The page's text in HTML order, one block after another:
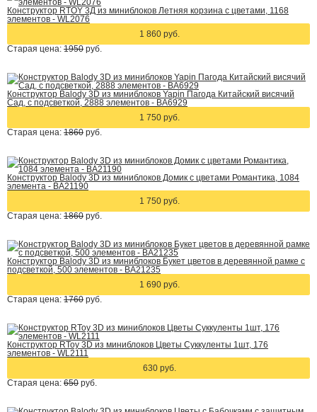
Конструктор RTOY 3Д из миниблоков Летняя корзина с цветами, 1168
элементов - WL2076
1 860 руб.
Старая цена: 1950 руб.
Конструктор Balody 3D из миниблоков Yapin Пагода Китайский висячий
Сад, с подсветкой, 2888 элементов - BA6929
1 750 руб.
Старая цена: 1860 руб.
Конструктор Balody 3D из миниблоков Домик с цветами Романтика, 1084
элемента - BA21190
1 750 руб.
Старая цена: 1860 руб.
Конструктор Balody 3D из миниблоков Букет цветов в деревянной рамке с
подсветкой, 500 элементов - BA21235
1 690 руб.
Старая цена: 1760 руб.
Конструктор RToy 3D из миниблоков Цветы Суккуленты 1шт, 176
элементов - WL2111
630 руб.
Старая цена: 650 руб.